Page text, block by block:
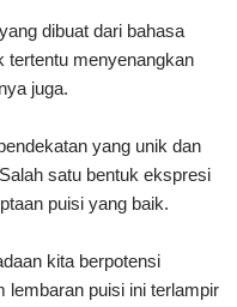
dibuat dari bahasa
tertentu menyenangkan
juga.
yang unik dan
satu bentuk ekspresi
puisi yang baik.
kita berpotensi
lembaran puisi ini terlampir